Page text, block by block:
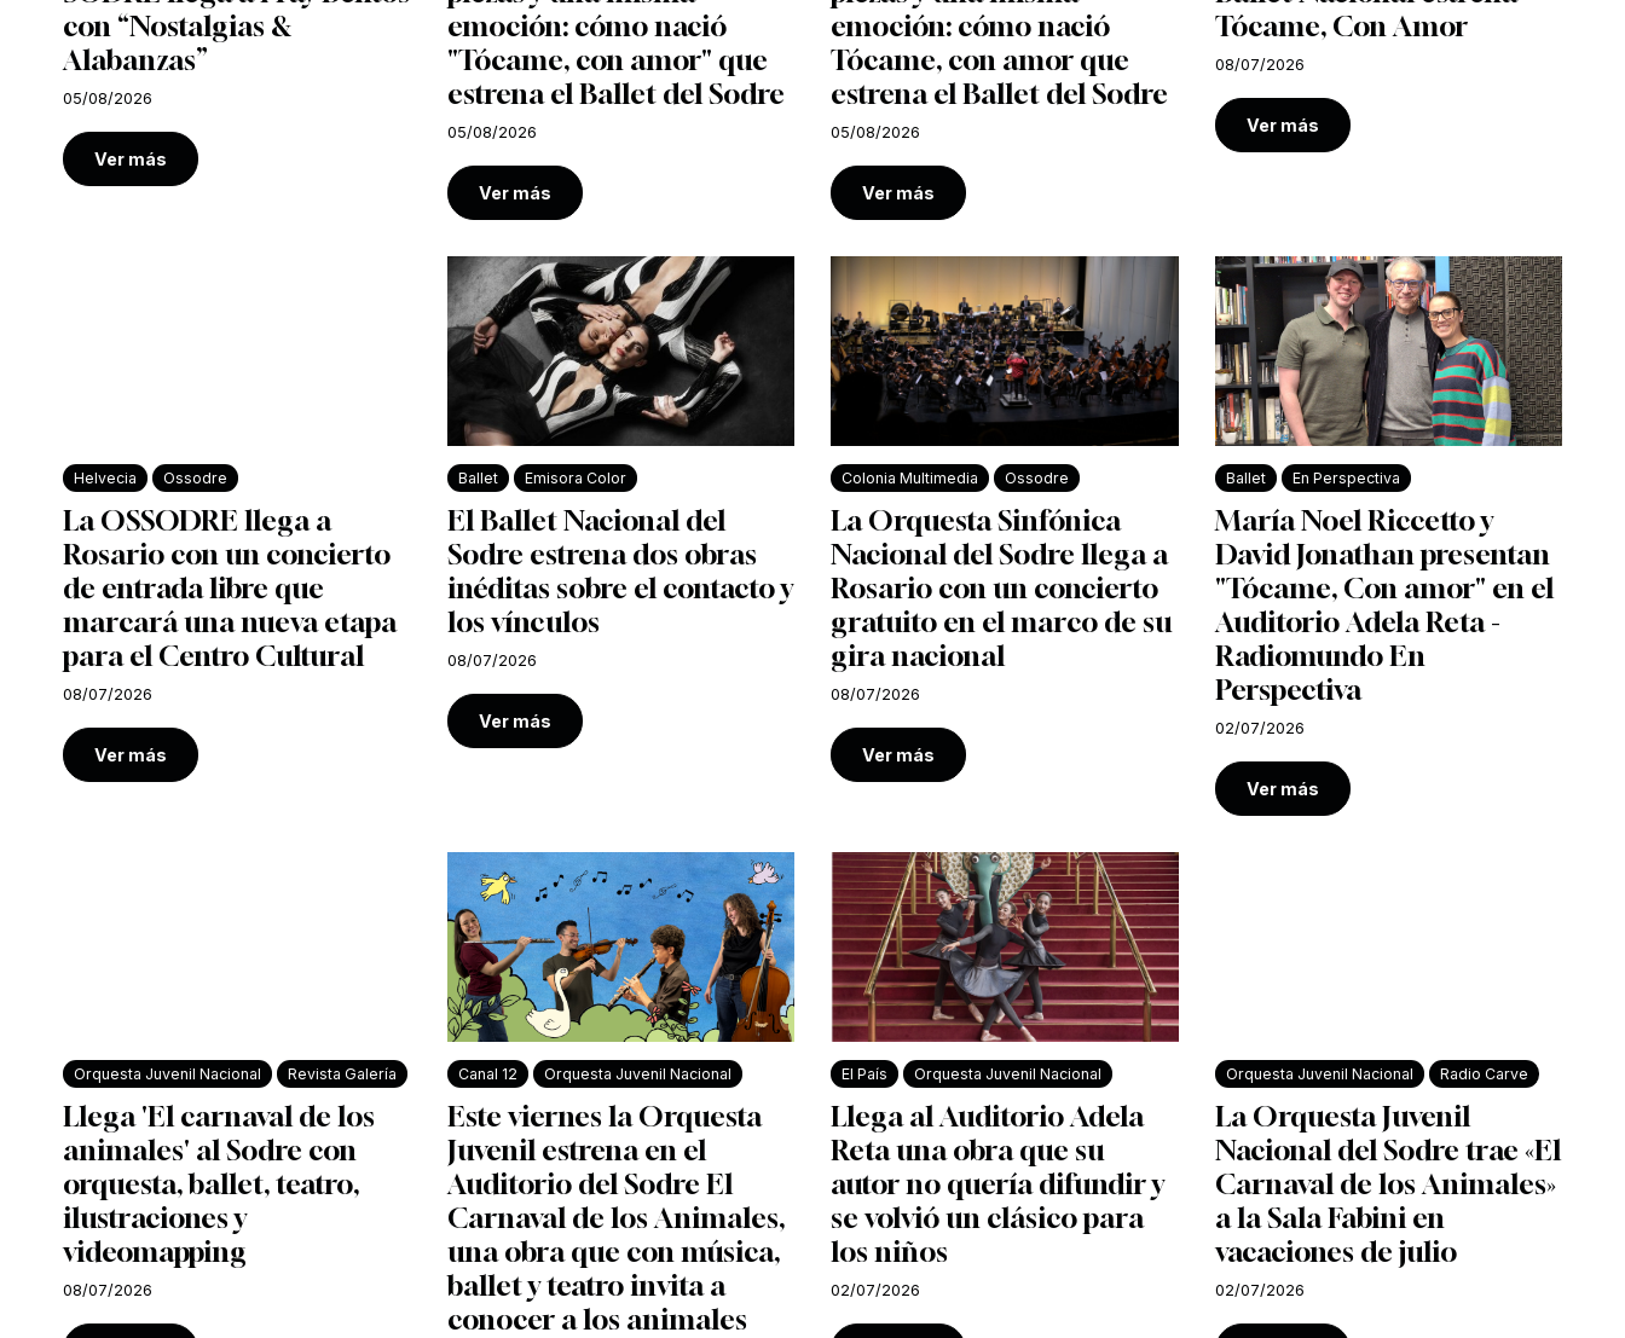
con “Nostalgias &
Alabanzas”
05/08/2026
Ver más
emoción: cómo nació
"Tócame, con amor" que
estrena el Ballet del Sodre
05/08/2026
Ver más
emoción: cómo nació
Tócame, con amor que
estrena el Ballet del Sodre
05/08/2026
Ver más
Tócame, Con Amor
08/07/2026
Ver más
Helvecia Ossodre
La OSSODRE llega a
Rosario con un concierto
de entrada libre que
marcará una nueva etapa
para el Centro Cultural
08/07/2026
Ver más
Ballet Emisora Color
El Ballet Nacional del
Sodre estrena dos obras
inéditas sobre el contacto y
los vínculos
08/07/2026
Ver más
Colonia Multimedia Ossodre
La Orquesta Sinfónica
Nacional del Sodre llega a
Rosario con un concierto
gratuito en el marco de su
gira nacional
08/07/2026
Ver más
Ballet En Perspectiva
María Noel Riccetto y
David Jonathan presentan
"Tócame, Con amor" en el
Auditorio Adela Reta -
Radiomundo En
Perspectiva
02/07/2026
Ver más
Orquesta Juvenil Nacional Revista Galería
Llega 'El carnaval de los
animales' al Sodre con
orquesta, ballet, teatro,
ilustraciones y
videomapping
08/07/2026
Canal 12 Orquesta Juvenil Nacional
Este viernes la Orquesta
Juvenil estrena en el
Auditorio del Sodre El
Carnaval de los Animales,
una obra que con música,
ballet y teatro invita a
conocer a los animales
El País Orquesta Juvenil Nacional
Llega al Auditorio Adela
Reta una obra que su
autor no quería difundir y
se volvió un clásico para
los niños
02/07/2026
Orquesta Juvenil Nacional Radio Carve
La Orquesta Juvenil
Nacional del Sodre trae «El
Carnaval de los Animales»
a la Sala Fabini en
vacaciones de julio
02/07/2026